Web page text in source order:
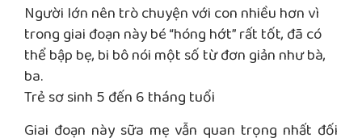
Người lớn nên trò chuyện với con nhiều hơn vì
trong giai đoạn này bé “hóng hớt” rất tốt, đã có
thể bập bẹ, bi bô nói một số từ đơn giản như bà,
ba.
Trẻ sơ sinh 5 đến 6 tháng tuổi
Giai đoạn này sữa mẹ vẫn quan trọng nhất đối